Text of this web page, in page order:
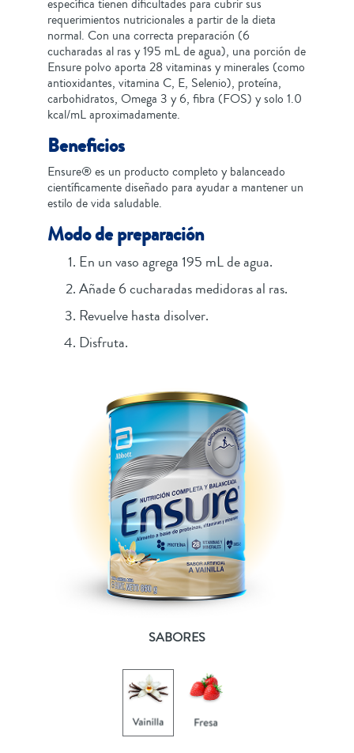
específica tienen dificultades para cubrir sus
requerimientos nutricionales a partir de la dieta
normal. Con una correcta preparación (6
cucharadas al ras y 195 mL de agua), una porción de
Ensure polvo aporta 28 vitaminas y minerales (como
antioxidantes, vitamina C, E, Selenio), proteína,
carbohidratos, Omega 3 y 6, fibra (FOS) y solo 1.0
kcal/mL aproximadamente.
Beneficios
Ensure® es un producto completo y balanceado
científicamente diseñado para ayudar a mantener un
estilo de vida saludable.
Modo de preparación
En un vaso agrega 195 mL de agua.
Añade 6 cucharadas medidoras al ras.
Revuelve hasta disolver.
Disfruta.
SABORES